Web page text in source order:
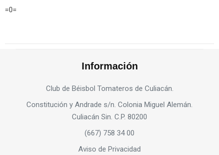
=0=
Información
Club de Béisbol Tomateros de Culiacán.
Constitución y Andrade s/n. Colonia Miguel Alemán.
Culiacán Sin. C.P. 80200
(667) 758 34 00
Aviso de Privacidad